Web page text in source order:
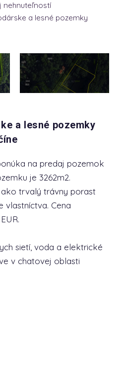
nehnuteľností
a lesné pozemky
a lesné pozemky
na predaj pozemok
je 3262m2.
trvalý trávny porast
vlastníctva. Cena
sietí, voda a elektrické
v chatovej oblasti